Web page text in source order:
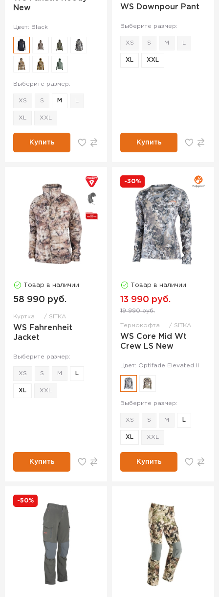
New
Цвет: Black
Выберите размер:
XS S M
XL XXL
Купить
WS Downpour Pant
Выберите размер:
XS S M
XL XXL
Купить
Товар в наличии
58 990 руб.
Куртка SITKA
WS Fahrenheit
Jacket
Выберите размер:
XS S M L
XL XXL
Купить
-30%
Товар в наличии
13 990 руб.
19 990 руб.
Термокофта SITKA
WS Core Mid Wt
Crew LS New
Цвет: Optifade Elevated II
Выберите размер:
XS S M L
XL XXL
Купить
-50%